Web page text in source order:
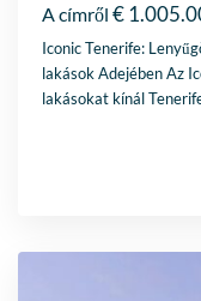
A címről €
Iconic Tenerife:
lakások Adejében Az
lakásokat kínál